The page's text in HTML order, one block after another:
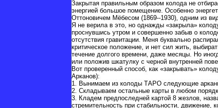
Закрытая правильным образом колода не
энергией большое помещение. Особенно
Оттоновичем Мёбесом (1869--1930), одним из
Я не верила в это, но однажды «закрыла»
проснувшись утром и совершенно забыв о
отсутствия гравитации. Меня буквально
критическое положение, и нет сил жить,
течение долгого времени, даже месяцы. Но
или положив шкатулку с черной внутренней
Вот проверенный способ, как «закрывать»
Арканов):
1. Вынимаем из колоды ТАРО следующие
2. Складываем остальные карты в любом
3. Кладем предпоследней картой 8 жезлов,
стремительность при стабильности, движение,